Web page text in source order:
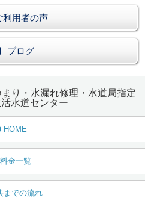
利用者の声
ブログ
り・水漏れ修理・水道局指定
水道センター
HOME
料金一覧
までの流れ